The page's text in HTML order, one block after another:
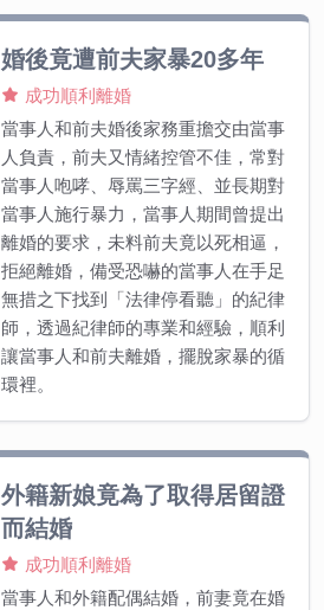
婚後竟遭前夫家暴20多年
成功順利離婚
當事人和前夫婚後家務重擔交由當事
人負責，前夫又情緒控管不佳，常對
當事人咆哮、辱罵三字經、並長期對
當事人施行暴力，當事人期間曾提出
離婚的要求，未料前夫竟以死相逼，
拒絕離婚，備受恐嚇的當事人在手足
無措之下找到「法律停看聽」的紀律
師，透過紀律師的專業和經驗，順利
讓當事人和前夫離婚，擺脫家暴的循
環裡。
外籍新娘竟為了取得居留證
而結婚
成功順利離婚
當事人和外籍配偶結婚，前妻竟在婚